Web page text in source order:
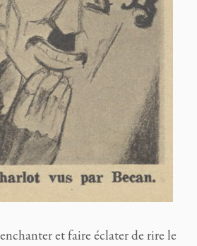
et faire éclater de rire le